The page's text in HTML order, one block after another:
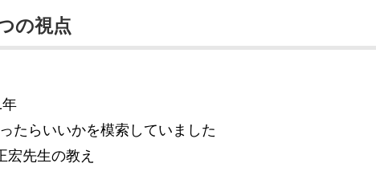
の視点
たらいいかを模索していました
宏先生の教え